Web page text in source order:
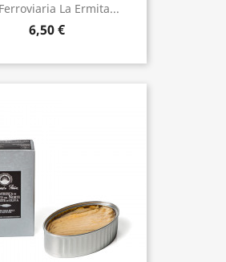
La Ermita...
6,50 €